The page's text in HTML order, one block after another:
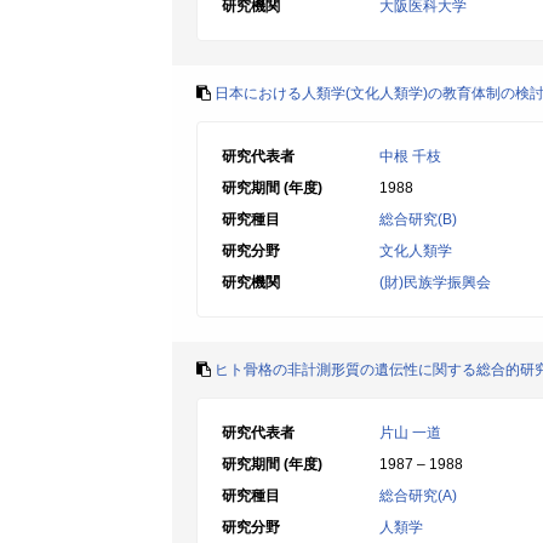
研究機関 大阪医科大学
日本における人類学(文化人類学)の教育体制の検討
研究代表者
中根 千枝
研究期間 (年度)
1988
研究種目
総合研究(B)
研究分野
文化人類学
研究機関
(財)民族学振興会
ヒト骨格の非計測形質の遺伝性に関する総合的研
研究代表者
片山 一道
研究期間 (年度)
1987 – 1988
研究種目
総合研究(A)
研究分野
人類学